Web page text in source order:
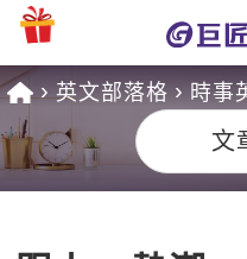
課程總覽
英文部落格 時事
文